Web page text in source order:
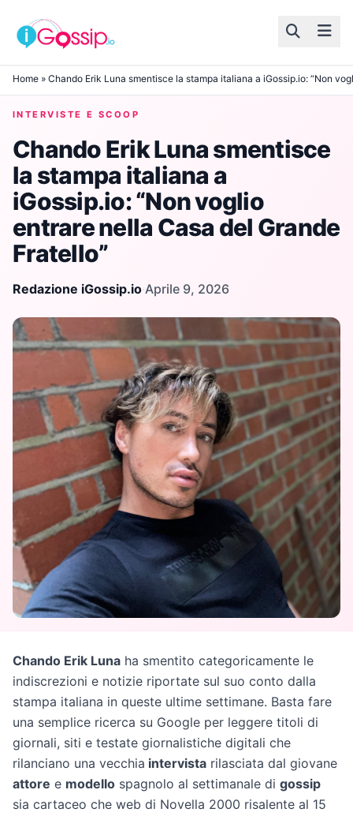
Skip to content
Home » Chando Erik Luna smentisce la stampa italiana a iGossip.io: “Non
INTERVISTE E SCOOP
Chando Erik Luna smentisce
la stampa italiana a
iGossip.io: “Non voglio
entrare nella Casa del Grande
Fratello”
Redazione iGossip.io·Aprile 9, 2026
Chando Erik Luna ha smentito categoricamente le
indiscrezioni e notizie riportate sul suo conto dalla
stampa italiana in queste ultime settimane. Basta fare
una semplice ricerca su Google per leggere titoli di
giornali, siti e testate giornalistiche digitali che
rilanciano una vecchia intervista rilasciata dal giovane
attore e modello spagnolo al settimanale di gossip
sia cartaceo che web di Novella 2000 risalente al 15